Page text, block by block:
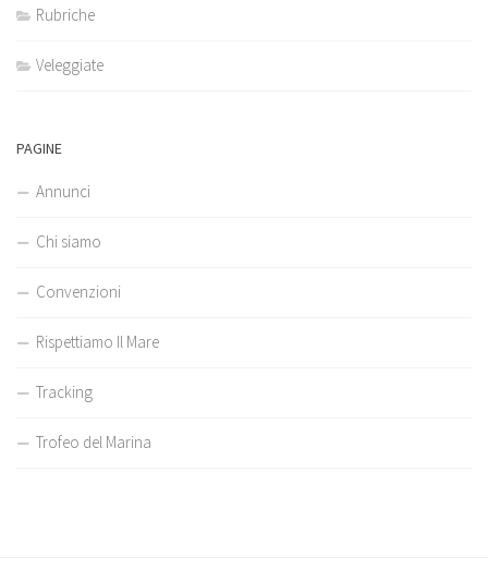
Rubriche
Veleggiate
PAGINE
Annunci
Chi siamo
Convenzioni
Rispettiamo Il Mare
Tracking
Trofeo del Marina